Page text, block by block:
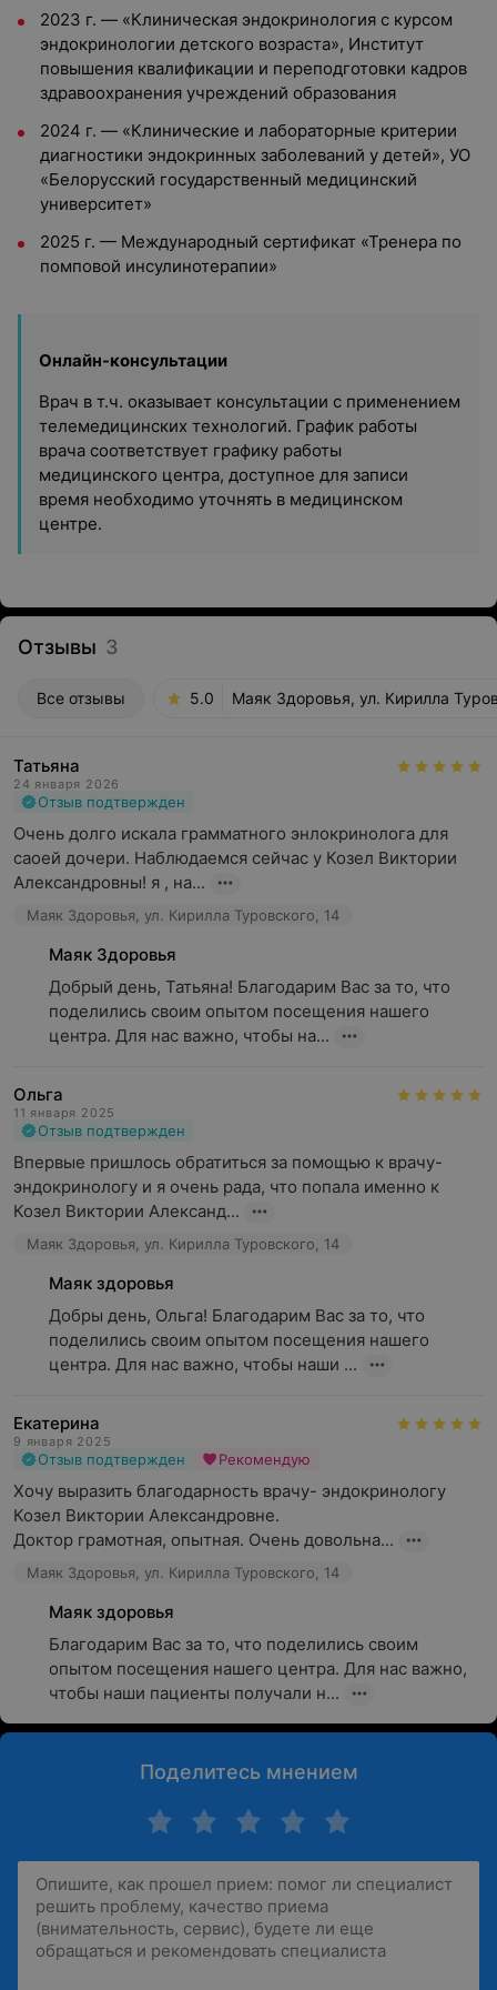
2023 г. — «Клиническая эндокринология с курсом
эндокринологии детского возраста», Институт
повышения квалификации и переподготовки кадров
здравоохранения учреждений образования
2024 г. — «Клинические и лабораторные критерии
диагностики эндокринных заболеваний у детей», УО
«Белорусский государственный медицинский
университет»
2025 г. — Международный сертификат «Тренера по
помповой инсулинотерапии»
Онлайн-консультации
Врач в т.ч. оказывает консультации с применением
телемедицинских технологий. График работы
врача соответствует графику работы
медицинского центра, доступное для записи
время необходимо уточнять в медицинском
центре.
Отзывы 3
Все отзывы 5.0 Маяк Здоровья, ул. Кирилла
Татьяна
24 января 2026
Отзыв подтвержден
Очень долго искала грамматного энлокринолога для
саоей дочери. Наблюдаемся сейчас у Козел Виктории
Александровны! я , на...
Маяк Здоровья, ул. Кирилла Туровского, 14
Маяк Здоровья
Добрый день, Татьяна! Благодарим Вас за то, что
поделились своим опытом посещения нашего
центра. Для нас важно, чтобы на...
Ольга
11 января 2025
Отзыв подтвержден
Впервые пришлось обратиться за помощью к врачу-
эндокринологу и я очень рада, что попала именно к
Козел Виктории Александ...
Маяк Здоровья, ул. Кирилла Туровского, 14
Маяк здоровья
Добры день, Ольга! Благодарим Вас за то, что
поделились своим опытом посещения нашего
центра. Для нас важно, чтобы наши ...
Екатерина
9 января 2025
Отзыв подтвержден Рекомендую
Хочу выразить благодарность врачу- эндокринологу
Козел Виктории Александровне.
Доктор грамотная, опытная. Очень довольна...
Маяк Здоровья, ул. Кирилла Туровского, 14
Маяк здоровья
Благодарим Вас за то, что поделились своим
опытом посещения нашего центра. Для нас важно,
чтобы наши пациенты получали н...
Поделитесь мнением